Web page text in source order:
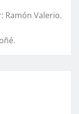
Ramón Valerio.